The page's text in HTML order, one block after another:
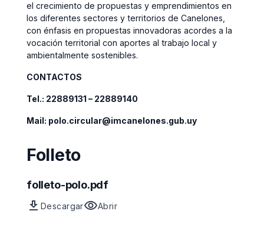
el crecimiento de propuestas y emprendimientos en
los diferentes sectores y territorios de Canelones,
con énfasis en propuestas innovadoras acordes a la
vocación territorial con aportes al trabajo local y
ambientalmente sostenibles.
CONTACTOS
Tel.: 22889131 – 22889140
Mail: polo.circular@imcanelones.gub.uy
Folleto
folleto-polo.pdf
download
Archivo
Descargarvisibility
vista
Abrir